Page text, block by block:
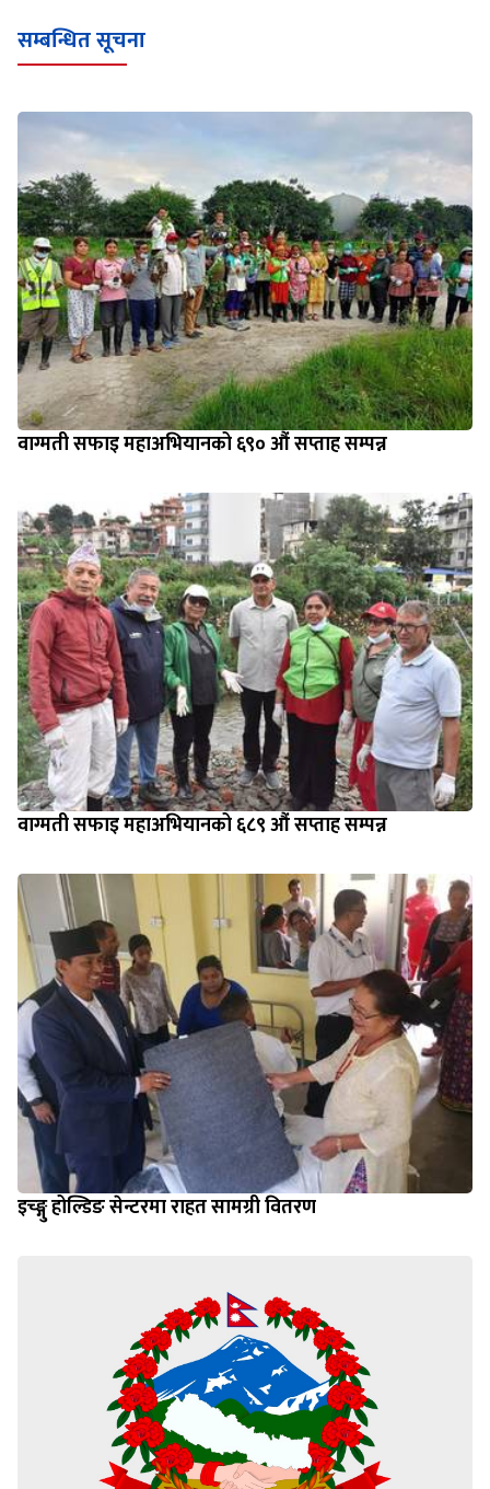
सम्बन्धित सूचना
वाग्मती सफाइ महाअभियानको ६९० औं सप्ताह सम्पन्न
वाग्मती सफाइ महाअभियानको ६८९ औं सप्ताह सम्पन्न
इच्ङ्गु होल्डिङ सेन्टरमा राहत सामग्री वितरण